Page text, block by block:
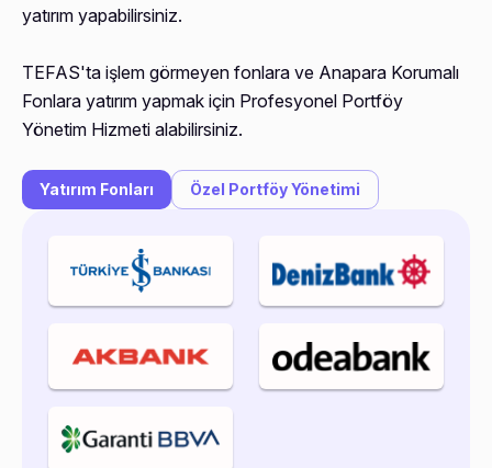
yatırım yapabilirsiniz.
TEFAS'ta işlem görmeyen fonlara ve Anapara Korumalı
Fonlara yatırım yapmak için Profesyonel Portföy
Yönetim Hizmeti alabilirsiniz.
Yatırım Fonları Özel Portföy Yönetimi